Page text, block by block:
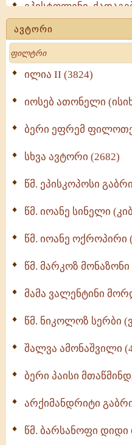
ეპისტოლენი,
(723)
მოძღვრის ძალზე
მრევლისათვის (545)
Wisdomge (514)
ქადაგებანი
სულიერი
ნაწილი II (369)
ავტორი
Search
ილია II (3824)
იოსებ ათონელი
ბერი ეფრემ
სხვა ავტორი (2682)
წმ. ეპისკოპოსი
წმ. იოანე სინელი
წმ. იოანე ოქროპირი
წმ. მარკოზ
მამა ვალენტინი
წმ. ნიკოლოზ სერბი
შალვა ამონაშვილი
ბერი პაისი
არქიმანდრიტი
წმ. ბარსანოფი დიდი